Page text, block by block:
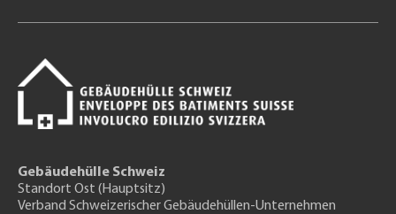
Gebäudehülle Schweiz
Standort Ost (Hauptsitz)
Verband Schweizerischer Gebäudehüllen-Unternehmen